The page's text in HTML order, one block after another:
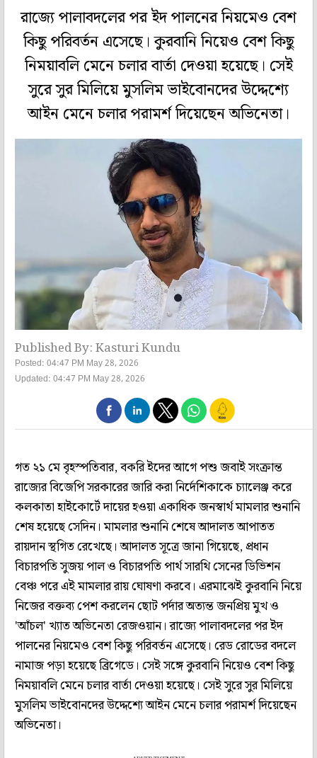
রাজ্যে পালাবদলের পর ইদ পালনের নিয়মেও বেশ
কিছু পরিবর্তন এসেছে। কুরবানি নিয়েও বেশ কিছু
নিময়াবলি মেনে চলার বার্তা দেওয়া হয়েছে। সেই
সুরে সুর মিলিয়ে মুসলিম ভাইবোনদের উদ্দেশ্যে
আইন মেনে চলার পরামর্শ দিয়েছেন অভিনেতা।
Published By: Kasturi Kundu
Posted: 04:47 PM May 28, 2026
Updated: 04:47 PM May 28, 2026
গত ২১ মে বৃহস্পতিবার, বকরি ইদের আগে পশু জবাই সংক্রান্ত
রাজ্যের বিজেপি সরকারের জারি করা নির্দেশিকাকে চ্যালেঞ্জ করে
কলকাতা হাইকোর্টে দায়ের হওয়া একাধিক জনস্বার্থ মামলার শুনানি
শেষ হয়েছে সেদিন। মামলার শুনানি শেষে আদালত আপাতত
রায়দান স্থগিত রেখেছে। আদালত সূত্রে জানা গিয়েছে, প্রধান
বিচারপতি সুজয় পাল ও বিচারপতি পার্থ সারথি সেনের ডিভিশন
বেঞ্চ পরে এই মামলার রায় ঘোষণা করবে। এরমাঝেই কুরবানি নিয়ে
নিজের বক্তব্য পেশ করলেন ছোট পর্দার অত্যন্ত জনপ্রিয় মুখ ও
'আঁচল' খ্যাত অভিনেতা রেজওয়ান। রাজ্যে পালাবদলের পর ইদ
পালনের নিয়মেও বেশ কিছু পরিবর্তন এসেছে। রেড রোডের বদলে
নামাজ পড়া হয়েছে ব্রিগেডে। সেই সঙ্গে কুরবানি নিয়েও বেশ কিছু
নিময়াবলি মেনে চলার বার্তা দেওয়া হয়েছে। সেই সুরে সুর মিলিয়ে
মুসলিম ভাইবোনদের উদ্দেশ্যে আইন মেনে চলার পরামর্শ দিয়েছেন
অভিনেতা।